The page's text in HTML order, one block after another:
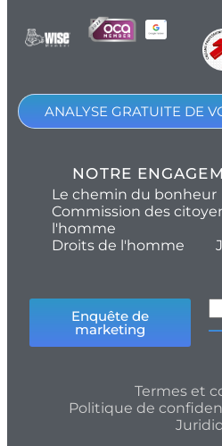
ANALYSE GRATUITE DE
NOTRE
Le chemin du bonheur
Commission des
l'homme
Droits de l'homme
Enquête de
marketing
Termes et
Politique de